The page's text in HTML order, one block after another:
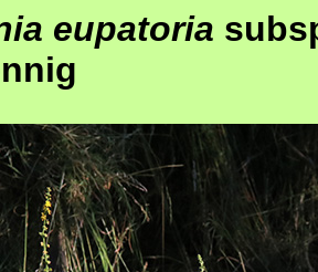
eupatoria